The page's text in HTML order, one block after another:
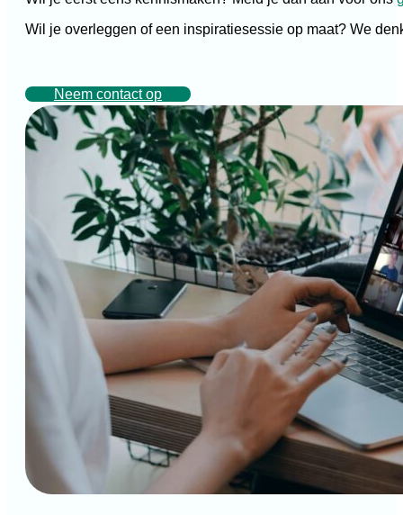
Wil je overleggen of een inspiratiesessie op maat? We
Neem contact op